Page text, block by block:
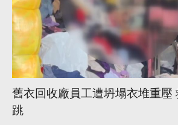
舊衣回收廠員工遭坍塌衣堆重壓
跳